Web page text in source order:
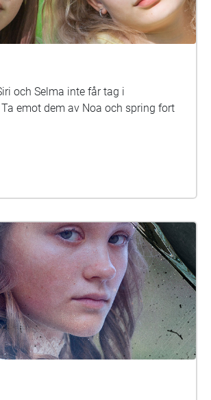
och Selma inte får tag i
emot dem av Noa och spring fort